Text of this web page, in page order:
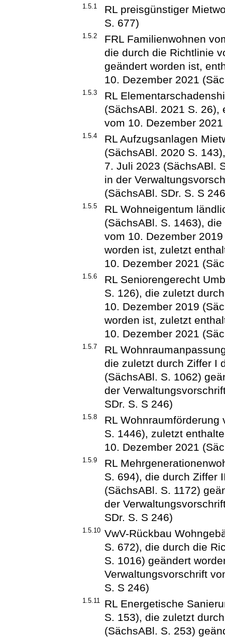
1.5.1
RL preisgünstiger
S. 677)
1.5.2
FRL Familienwohnen
die durch die Richtlinie
geändert worden ist,
10. Dezember 2021
1.5.3
RL
(SächsABl. 2021 S. 26),
vom 10. Dezember
1.5.4
RL Aufzugsanlagen
(SächsABl. 2020 S.
7. Juli 2023 (SächsABl.
in der
(SächsABl. SDr. S. S
1.5.5
RL Wohneigentum
(SächsABl. S. 1463),
vom 10. Dezember
worden ist, zuletzt
10. Dezember 2021
1.5.6
RL Seniorengerecht
S. 126), die zuletzt
10. Dezember 2019
worden ist, zuletzt
10. Dezember 2021
1.5.7
RL
die zuletzt durch Ziffer I
(SächsABl. S. 1062)
der
SDr. S. S 246)
1.5.8
RL Wohnraumförderung
S. 1446), zuletzt
10. Dezember 2021
1.5.9
RL
S. 694), die durch Ziffer
(SächsABl. S. 1172)
der
SDr. S. S 246)
1.5.10 VwV-Rückbau
S. 672), die durch die
S. 1016) geändert
Verwaltungsvorschrift
S. S 246)
1.5.11
RL Energetische
S. 153), die zuletzt
(SächsABl. S. 253)